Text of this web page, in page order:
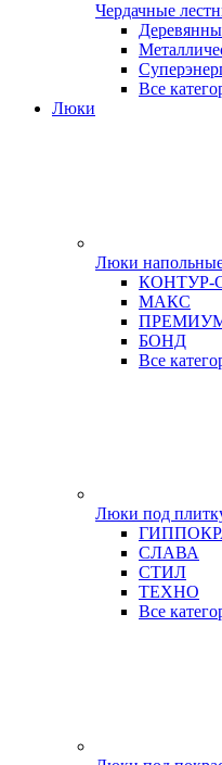
Чердачные
Все
Люки
Люки
КОНТУР-
МАКС
БОНД
Все
Люки под
СЛАВА
СТИЛ
ТЕХНО
Все